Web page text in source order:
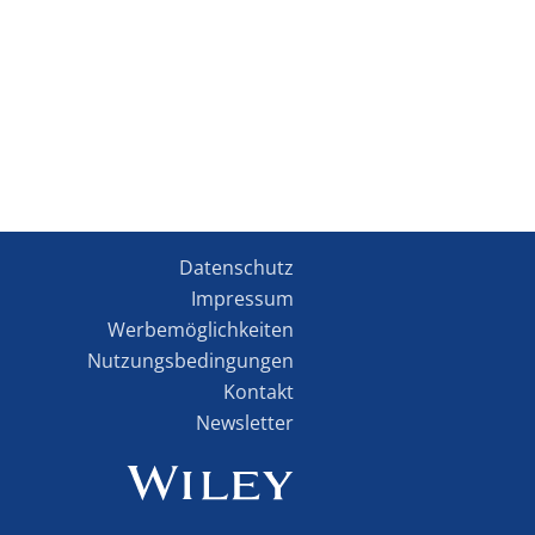
Datenschutz
Impressum
Werbemöglichkeiten
Nutzungsbedingungen
Kontakt
Newsletter